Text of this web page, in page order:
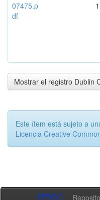
07475.p
df
Mostrar el registro Dublin
Este ítem está sujeto a
Licencia Creative